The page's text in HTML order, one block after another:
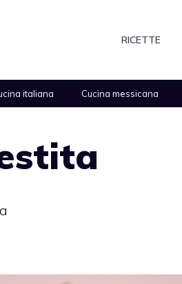
RICETTE
italiana Cucina messicana